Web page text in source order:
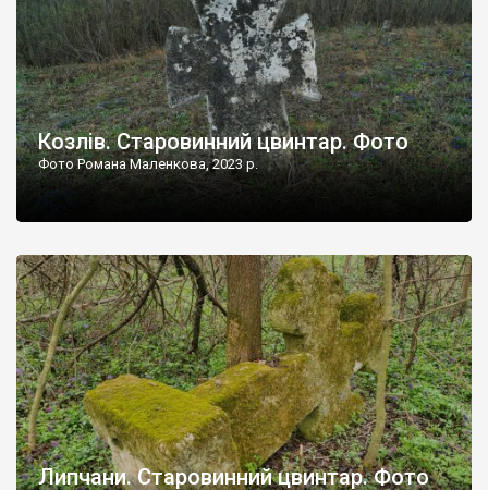
Козлів. Старовинний цвинтар. Фото
Фото Романа Маленкова, 2023 р.
Липчани. Старовинний цвинтар. Фото